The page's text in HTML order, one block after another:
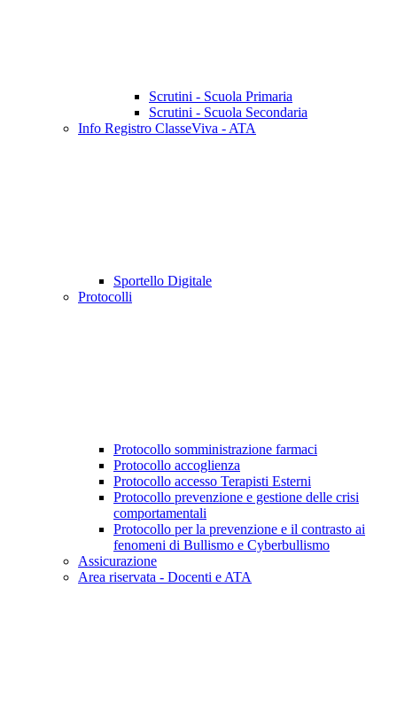
Scrutini - Scuola Primaria
Scrutini - Scuola Secondaria
Info Registro ClasseViva - ATA
Sportello Digitale
Protocolli
Protocollo somministrazione farmaci
Protocollo accoglienza
Protocollo accesso Terapisti Esterni
Protocollo prevenzione e gestione delle crisi
comportamentali
Protocollo per la prevenzione e il contrasto ai
fenomeni di Bullismo e Cyberbullismo
Assicurazione
Area riservata - Docenti e ATA